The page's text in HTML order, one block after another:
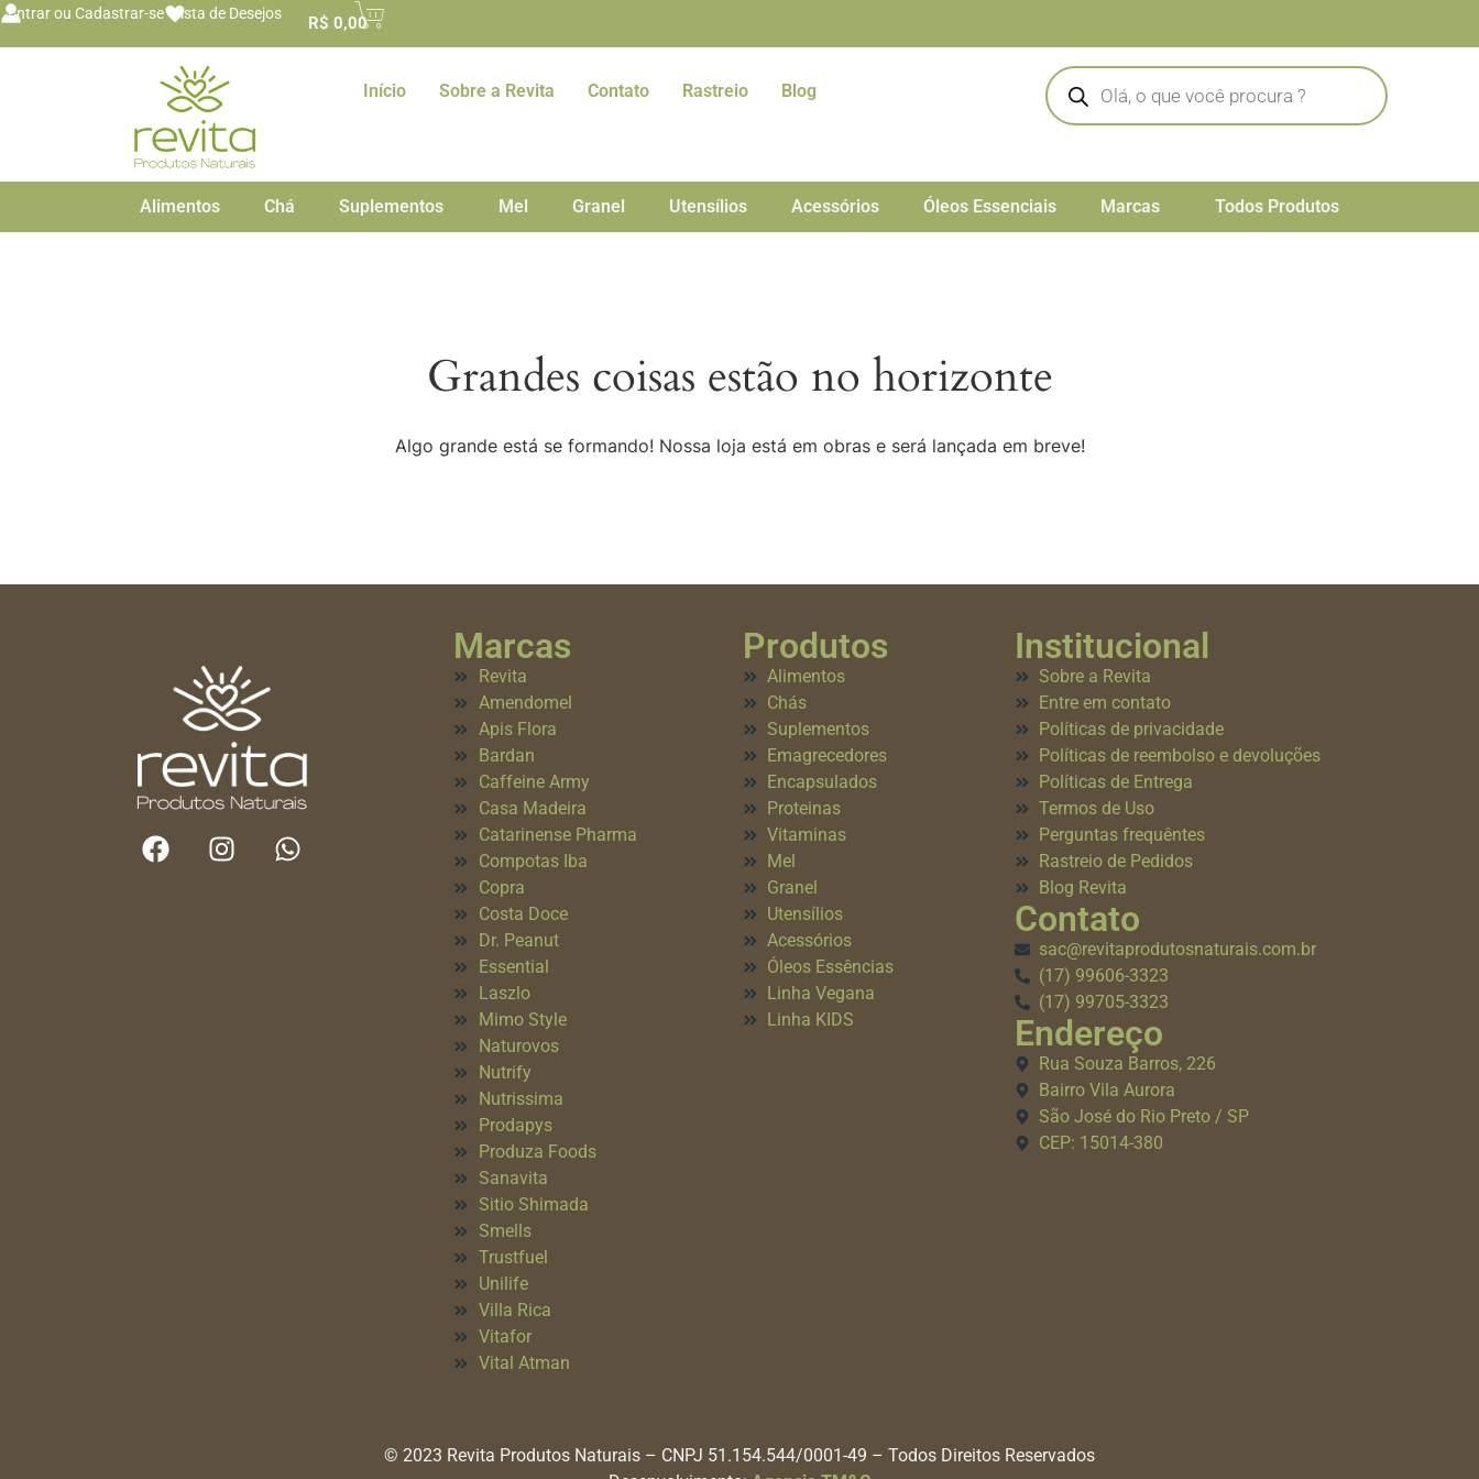
conteúdo
Entrar ou Cadastrar-se Lista de Desejos R$ 0,00
Início Sobre a Revita Contato Rastreio Blog
Alimentos Chá Suplementos Mel Granel Utensílios Acessórios Óleos Essenciais Marcas Todos Produtos
Grandes coisas estão no horizonte
Algo grande está se formando! Nossa loja está em obras e será lançada em breve!
Marcas
Revita
Amendomel
Apis Flora
Bardan
Caffeine Army
Casa Madeira
Catarinense Pharma
Compotas Iba
Copra
Costa Doce
Dr. Peanut
Essential
Laszlo
Mimo Style
Naturovos
Nutrify
Nutrissima
Prodapys
Produza Foods
Sanavita
Sitio Shimada
Smells
Trustfuel
Unilife
Villa Rica
Vitafor
Vital Atman
Produtos
Alimentos
Chás
Suplementos
Emagrecedores
Encapsulados
Proteinas
Vitaminas
Mel
Granel
Utensílios
Acessórios
Óleos Essências
Linha Vegana
Linha KIDS
Institucional
Sobre a Revita
Entre em contato
Políticas de privacidade
Políticas de reembolso e devoluções
Políticas de Entrega
Termos de Uso
Perguntas frequêntes
Rastreio de Pedidos
Blog Revita
Contato
sac@revitaprodutosnaturais.com.br
(17) 99606-3323
(17) 99705-3323
Endereço
Rua Souza Barros, 226
Bairro Vila Aurora
São José do Rio Preto / SP
CEP: 15014-380
© 2023 Revita Produtos Naturais – CNPJ 51.154.544/0001-49 – Todos Direitos Reservados